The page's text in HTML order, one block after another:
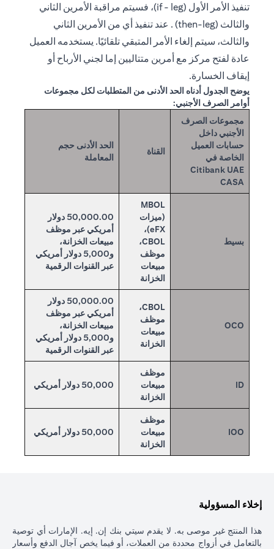
تنفيذ الأمر الأول (if - leg)، فسيتم مراقبة الأمرين الثاني
والثالث (then-leg) . عند تنفيذ أي من الأمرين الثاني
والثالث، سيتم إلغاء الأمر المتبقي تلقائيًا. يستخدمه العميل
عادة لفتح مركز مع أمرين متتاليين إما لجني الأرباح أو
إيقاف الخسارة.
يوضح الجدول أدناه الحد الأدنى من المتطلبات لكل مجموعات
أوامر الصرف الأجنبي:
مجموعات الصرف
الأجنبي داخل
حسابات العميل
الخاصة في
Citibank UAE
CASA
القناة
الحد الأدنى حجم
المعاملة
بسيط
MBOL
(ميزات
eFX)،
CBOL،
موظف
مبيعات
الخزانة
50,000.00 دولار
أمريكي عبر موظف
مبيعات الخزانة،
و5,000 دولار أمريكي
عبر القنوات الرقمية
OCO
CBOL،
موظف
مبيعات
الخزانة
50,000.00 دولار
أمريكي عبر موظف
مبيعات الخزانة،
و5,000 دولار أمريكي
عبر القنوات الرقمية
ID
موظف
مبيعات
الخزانة
50,000 دولار أمريكي
IOO
موظف
مبيعات
الخزانة
50,000 دولار أمريكي
إخلاء المسؤولية
هذا المنتج غير موصى به. لا يقدم سيتي بنك إن. إيه. الإمارات أي توصية
بالتعامل في أزواج محددة من العملات، أو فيما يخص آجال الدفع وأسعار